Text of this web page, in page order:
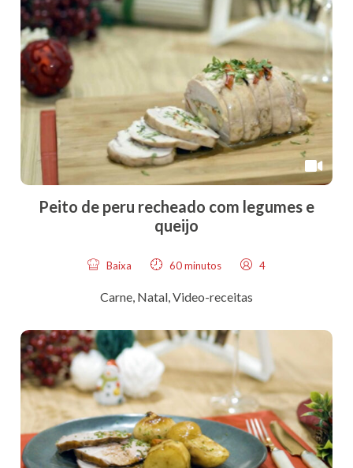
Peito de peru recheado com legumes e
queijo
Baixa 60 minutos 4
Carne Natal Video-receitas